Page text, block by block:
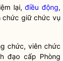
lại,điều động,
chức giữ chức vụ
chức, viên chức
đạo cấp Phòng